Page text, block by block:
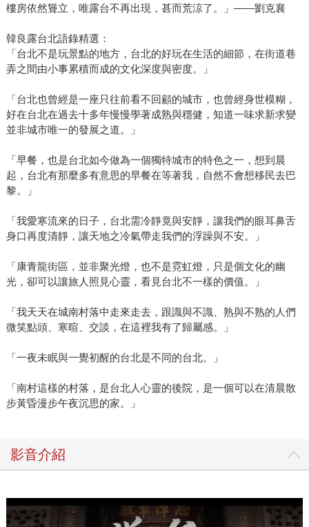
樓房依然聳立，唯露台不再出現，甚而荒涼了。」——劉克襄
韓良露台北語錄精選：
「台北不是玩景點的地方，台北的好玩在生活的細節，在街道巷
弄之間由小事累積而成的文化深度與密度。」
「台北也曾經是一座只往前看不回顧的城市，也曾經身世模糊，
好在台北在過去十多年慢慢學著成熟與穩健，知道一味求新求變
並非城市唯一的發展之道。」
「早餐，也是台北如今做為一個獨特城市的特色之一，想到晨
起，台北有那麼多有意思的早餐在等著我，自然不會想移民去巴
黎。」
「我愛寒流來的日子，台北需冷靜竟與安靜，讓我們的眼耳鼻舌
身口再度清靜，讓天地之冷氣帶走我們的浮躁與不安。」
「康青龍街區，並非聚光燈，也不是霓虹燈，只是個文化的幽
光，卻可以讓旅人照見心靈，看見台北不一樣的價值。」
「我天天在城南村落中走來走去，跟識與不識、熟與不熟的人們
微笑點頭、寒暄、交談，在這裡我有了歸屬感。」
「一夜未眠與一覺初醒的台北是不同的台北。」
「南村這樣的村落，是台北人心靈的後院，是一個可以在清晨散
步黃昏漫步午夜沉思的家。」
影音介紹